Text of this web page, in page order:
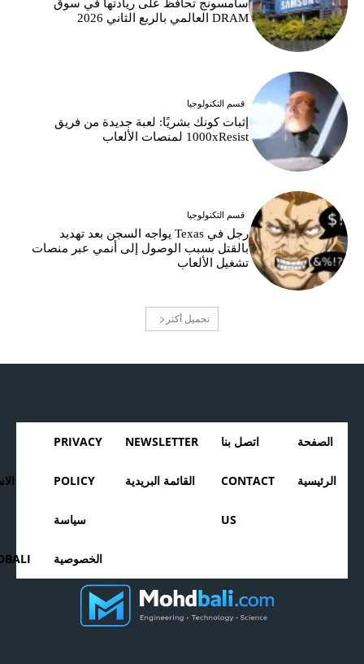
سامسونج تحافظ على ريادتها في سوق
DRAM العالمي بالربع الثاني 2026
قسم التكنولوجيا
إثبات كونك بشريًا: لعبة جديدة من فريق
1000xResist لمنصات الألعاب
قسم التكنولوجيا
رجل في Texas يواجه السجن بعد تهديد
بالقتل بسبب الوصول إلى أنمي عبر منصات
تشغيل الألعاب
تحميل أكثر
الصفحة
الرئيسية
اتصل بنا
CONTACT
US
NEWSLETTER
القائمة البريدية
PRIVACY
POLICY
سياسة
الخصوصية